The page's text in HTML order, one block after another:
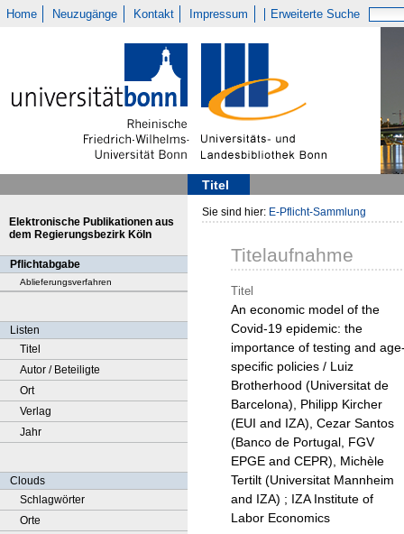
Home Neuzugänge Kontakt Impressum Erweiterte Suche
Titel
Elektronische Publikationen aus
dem Regierungsbezirk Köln
Pflichtabgabe
Ablieferungsverfahren
Listen
Titel
Autor / Beteiligte
Ort
Verlag
Jahr
Clouds
Schlagwörter
Orte
Sie sind hier: E-Pflicht-Sammlung
Titelaufnahme
Titel
An economic model of the
Covid-19 epidemic: the
importance of testing and
specific policies / Luiz
Brotherhood (Universitat de
Barcelona), Philipp Kircher
(EUI and IZA), Cezar Santos
(Banco de Portugal, FGV
EPGE and CEPR), Michèle
Tertilt (Universitat Mannheim
and IZA) ; IZA Institute of
Labor Economics